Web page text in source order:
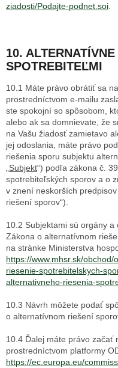
ziadosti/Podajte-podnet.soi
10.
SPOTREBITEĽMI
10.1 Máte právo obrátiť sa
prostredníctvom e-mailu
ste spokojní so spôsobom,
alebo ak sa domnievate, že
na Vašu žiadosť zamietavo
jej odoslania, máte právo
riešenia sporu subjektu
„Subjekt“) podľa zákona č.
spotrebiteľských sporov a o
v znení neskorších
riešení sporov“).
10.2 Subjektami sú orgány
Zákona o alternatívnom
na stránke Ministerstva
https://www.mhsr.sk/
riesenie-spotrebitelskych-
alternativneho-riesenia-
10.3 Návrh môžete podať
o alternatívnom riešení
10.4 Ďalej máte právo začať
prostredníctvom platformy
https://ec.europa.eu/